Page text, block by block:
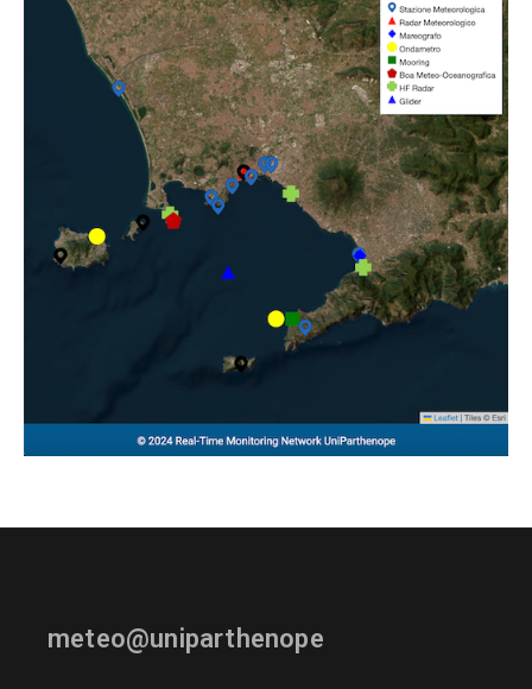
meteo@uniparthenope